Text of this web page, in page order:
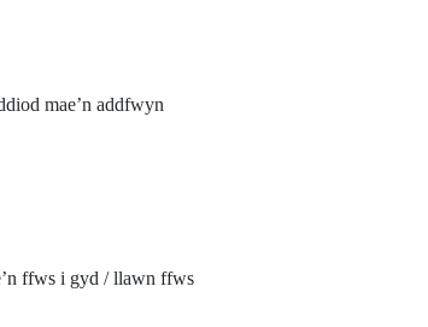
mae’n addfwyn
ffws i gyd / llawn ffws